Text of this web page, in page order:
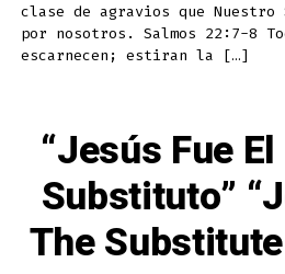
clase de agravios que Nuestro
por nosotros. Salmos 22:7-8
escarnecen; estiran la […]
“Jesús Fue
Substituto”
The